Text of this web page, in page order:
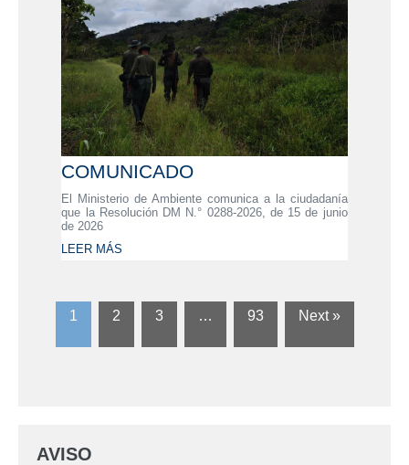
COMUNICADO
El Ministerio de Ambiente comunica a la ciudadanía
que la Resolución DM N.° 0288-2026, de 15 de junio
de 2026
LEER MÁS
1 2 3 … 93 Next »
AVISO